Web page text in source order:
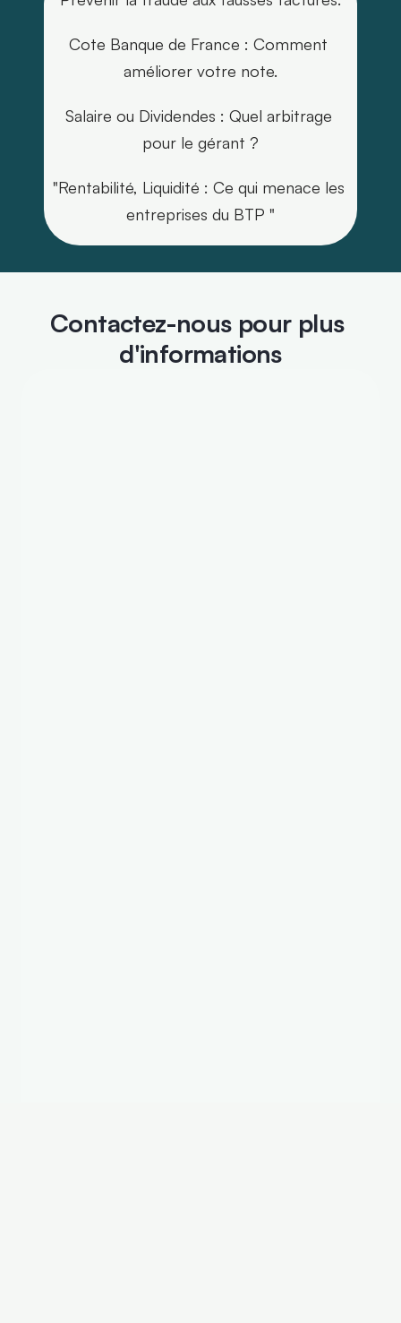
Cote Banque de France : Comment
améliorer votre note.
Salaire ou Dividendes : Quel arbitrage
pour le gérant ?
"Rentabilité, Liquidité : Ce qui menace les
entreprises du BTP "
Contactez-nous pour plus
d'informations